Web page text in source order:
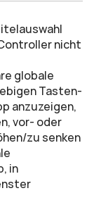
nicht
globale
Tasten-
anzuzeigen,
vor- oder
zu senken
in